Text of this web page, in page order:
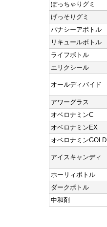
ぽっちゃりグミ
げっそりグミ
パナシーアボトル
リキュールボトル
ライフボトル
エリクシール
オールディバイド
アワーグラス
オベロナミンC
オベロナミンEX
オベロナミンGOLD
アイスキャンディ
ホーリィボトル
ダークボトル
中和剤